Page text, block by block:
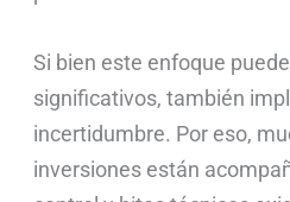
Si bien este enfoque
significativos, también
incertidumbre. Por eso,
inversiones están